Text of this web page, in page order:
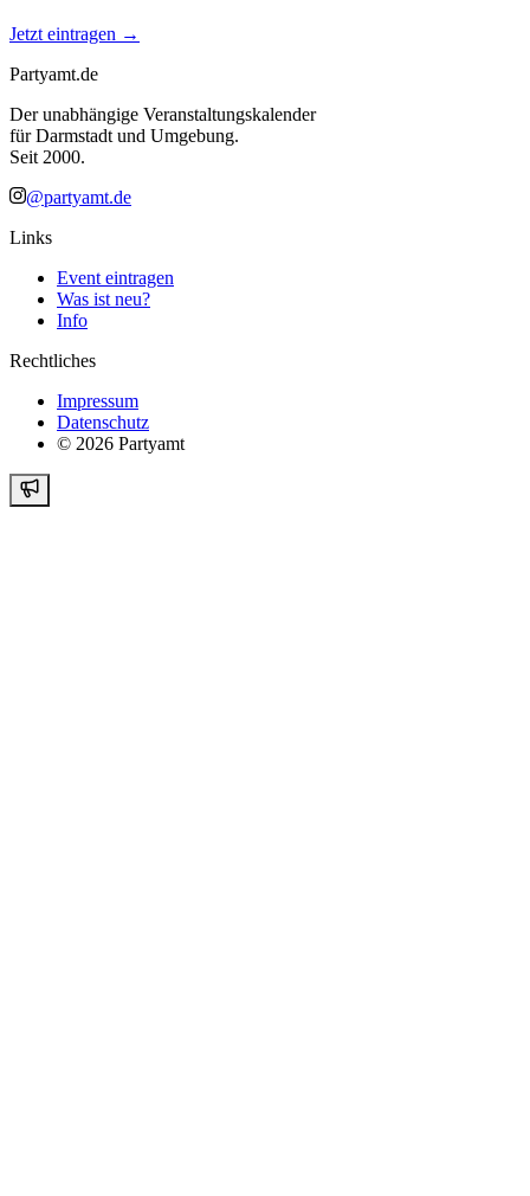
Jetzt eintragen →
Partyamt.de
Der unabhängige Veranstaltungskalender
für Darmstadt und Umgebung.
Seit 2000.
@partyamt.de
Links
Event eintragen
Was ist neu?
Info
Rechtliches
Impressum
Datenschutz
© 2026 Partyamt